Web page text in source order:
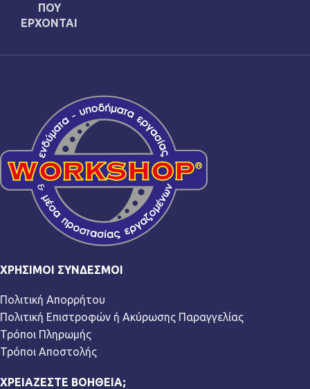
ΠΟΥ
ΕΡΧΟΝΤΑΙ
ΧΡΉΣΙΜΟΙ ΣΎΝΔΕΣΜΟΙ
Πολιτική Απορρήτου
Πολιτική Επιστροφών ή Ακύρωσης Παραγγελίας
Τρόποι Πληρωμής
Τρόποι Αποστολής
ΧΡΕΙΆΖΕΣΤΕ ΒΟΉΘΕΙΑ;